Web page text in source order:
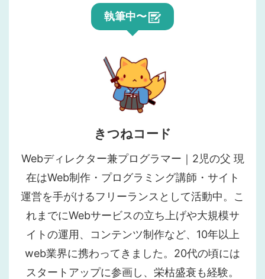
執筆中〜
きつねコード
Webディレクター兼プログラマー｜2児の父 現
在はWeb制作・プログラミング講師・サイト
運営を手がけるフリーランスとして活動中。こ
れまでにWebサービスの立ち上げや大規模サ
イトの運用、コンテンツ制作など、10年以上
web業界に携わってきました。20代の頃には
スタートアップに参画し、栄枯盛衰も経験。